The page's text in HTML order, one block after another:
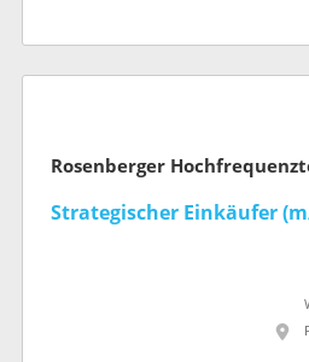
Strategischer Einkäufer